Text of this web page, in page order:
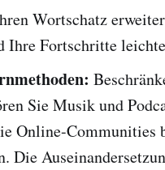
Wortschatz
Fortschritte
Sie Musik und
Online-Communities
Die